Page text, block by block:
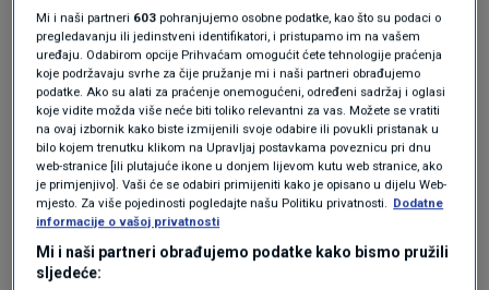
400 metara i prepone te da me je gledala u
Parizu", otkrila je britanska sportašica dodavši
kako princ William nije prisustvovao
Olimpijskim igrama kako bi sačuvao zdravlje
svoje supruge koja je tada zbog liječenja od
karcinoma bila vrlo krhkog zdravlja.
Princeza Charlotte najbogatije je
Mi i naši partneri 603 pohranjujemo osobne podatke, kao što su podaci o
pregledavanju ili jedinstveni identifikatori, i pristupamo im na vašem
uređaju. Odabirom opcije Prihvaćam omogućit ćete tehnologije praćenja
koje podržavaju svrhe za čije pružanje mi i naši partneri obrađujemo
podatke. Ako su alati za praćenje onemogućeni, određeni sadržaj i oglasi
koje vidite možda više neće biti toliko relevantni za vas. Možete se vratiti
na ovaj izbornik kako biste izmijenili svoje odabire ili povukli pristanak u
bilo kojem trenutku klikom na Upravljaj postavkama poveznicu pri dnu
web-stranice [ili plutajuće ikone u donjem lijevom kutu web stranice, ako
je primjenjivo]. Vaši će se odabiri primijeniti kako je opisano u dijelu Web-
mjesto. Za više pojedinosti pogledajte našu Politiku privatnosti. Dodatne
informacije o vašoj privatnosti
Mi i naši partneri obrađujemo podatke kako bismo pružili
sljedeće: